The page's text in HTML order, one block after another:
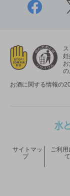
妊
の
お酒に関する情報の
サイトマッ
プ
ご利用
て